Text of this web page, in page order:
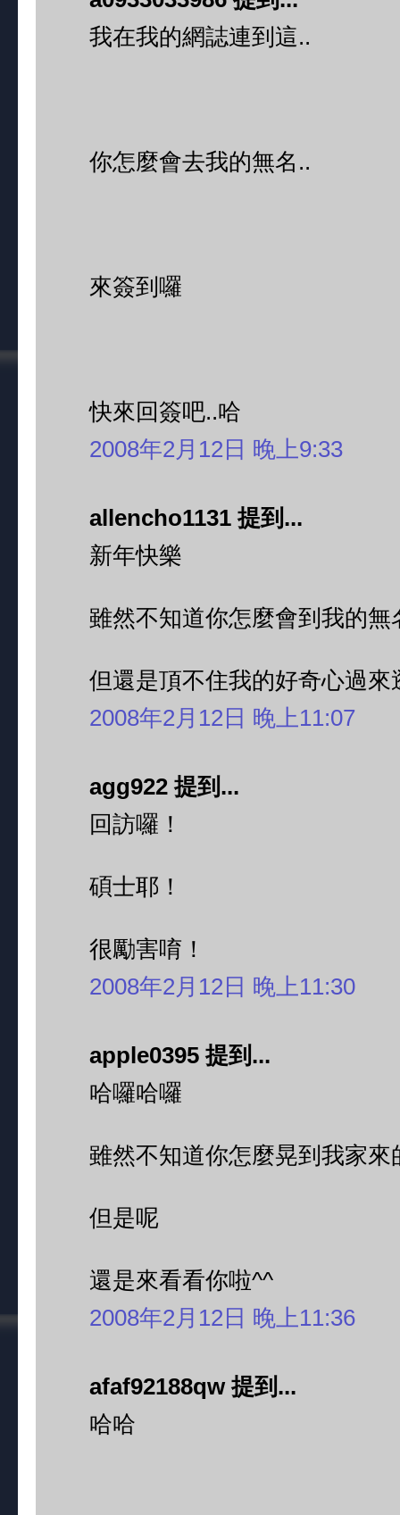
我在我的網誌連到這..
你怎麼會去我的無名..
來簽到囉
快來回簽吧..哈
2008年2月12日 晚上9:33
allencho1131 提到...
新年快樂
雖然不知道你怎麼會到我的無
但還是頂不住我的好奇心過來
2008年2月12日 晚上11:07
agg922 提到...
回訪囉！
碩士耶！
很勵害唷！
2008年2月12日 晚上11:30
apple0395 提到...
哈囉哈囉
雖然不知道你怎麼晃到我家來
但是呢
還是來看看你啦^^
2008年2月12日 晚上11:36
afaf92188qw 提到...
哈哈